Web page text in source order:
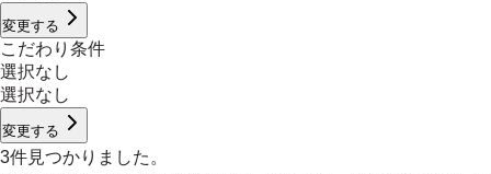
変更する
こだわり条件
選択なし
選択なし
変更する
3件見つかりました。